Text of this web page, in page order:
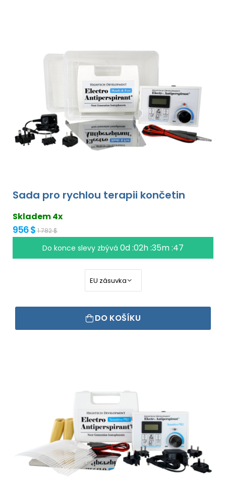
Sada pro rychlou terapii končetin
Skladem 4x
956 $ 1 782 $
Do konce slevy zbývá 0d :02h :35m :46
DO KOŠÍKU